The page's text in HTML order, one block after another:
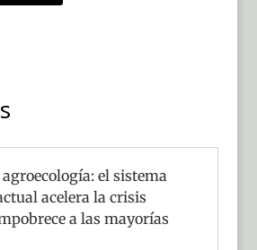
el sistema
acelera la crisis
a las mayorías